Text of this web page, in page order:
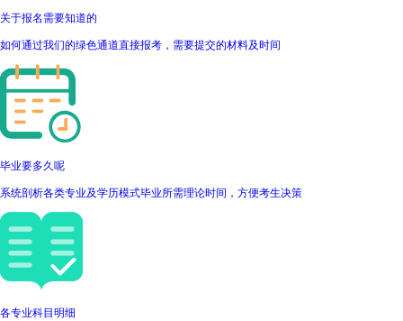
关于报名需要知道的
如何通过我们的绿色通道直接报考，需要提交的材料及时间
毕业要多久呢
系统剖析各类专业及学历模式毕业所需理论时间，方便考生决策
各专业科目明细